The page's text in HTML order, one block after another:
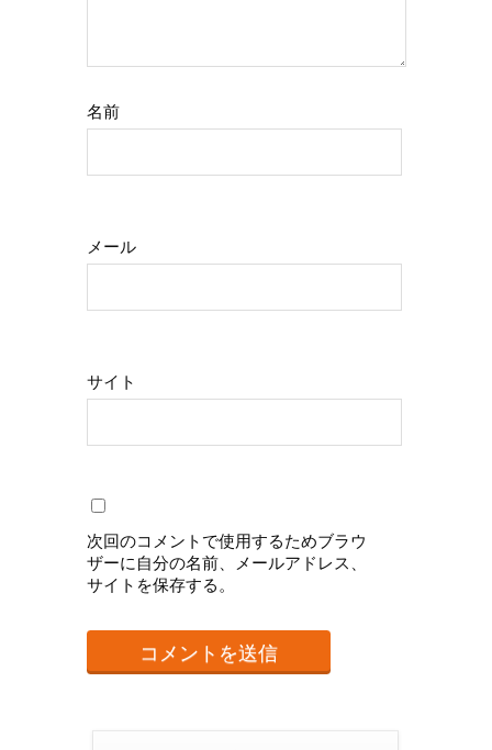
名前
メール
サイト
次回のコメントで使用するためブラウ
ザーに自分の名前、メールアドレス、
サイトを保存する。